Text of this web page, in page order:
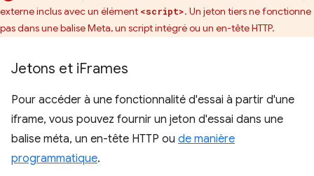
externe inclus avec un élément <script>. Un jeton tiers ne fonctionne
pas dans une balise Meta, un script intégré ou un en-tête HTTP.
Jetons et iFrames
Pour accéder à une fonctionnalité d'essai à partir d'une
iframe, vous pouvez fournir un jeton d'essai dans une
balise méta, un en-tête HTTP ou de manière
programmatique.